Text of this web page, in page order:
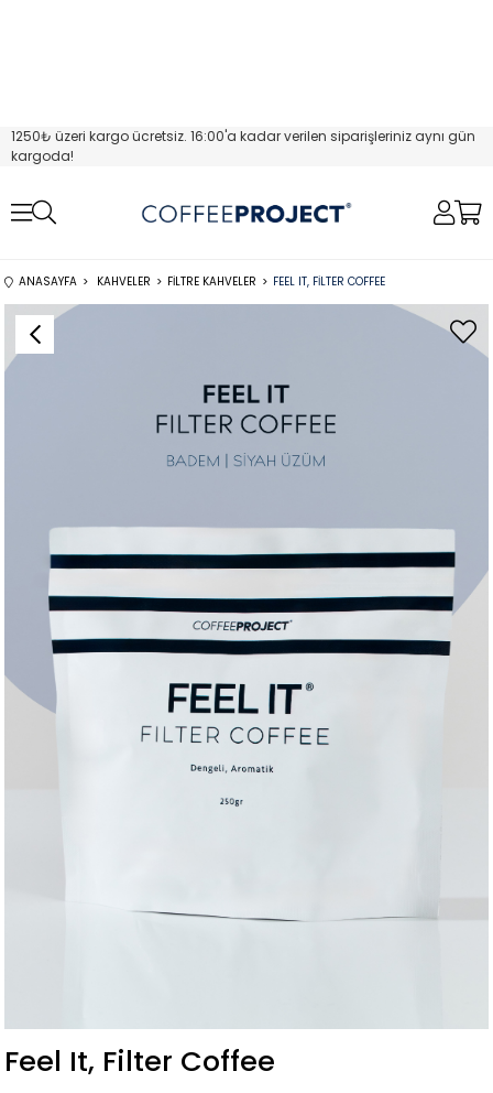
1250₺ üzeri kargo ücretsiz. 16:00'a kadar verilen siparişleriniz aynı gün
kargoda!
ANASAYFA KAHVELER FILTRE KAHVELER FEEL IT, FILTER COFFEE
Feel It, Filter Coffee